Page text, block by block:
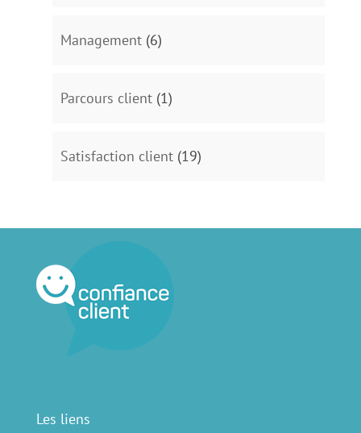
Management(6)
Parcours client(1)
Satisfaction client(19)
Les liens